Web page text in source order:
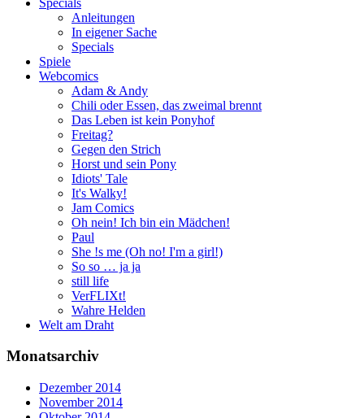
Anleitungen
In eigener Sache
Specials
Spiele
Webcomics
Adam & Andy
Chili oder Essen, das zweimal brennt
Das Leben ist kein Ponyhof
Freitag?
Gegen den Strich
Horst und sein Pony
Idiots' Tale
It's Walky!
Jam Comics
Oh nein! Ich bin ein Mädchen!
Paul
She !s me (Oh no! I'm a girl!)
So so … ja ja
still life
VerFLIXt!
Wahre Helden
Welt am Draht
Monatsarchiv
Dezember 2014
November 2014